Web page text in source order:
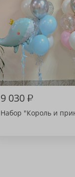
9 030₽
Набор "Король и